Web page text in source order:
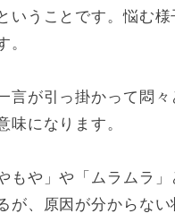
いうことです。悩む
。
言が引っ掛かって悶
味になります。
もや」や「ムラムラ
が、原因が分からな